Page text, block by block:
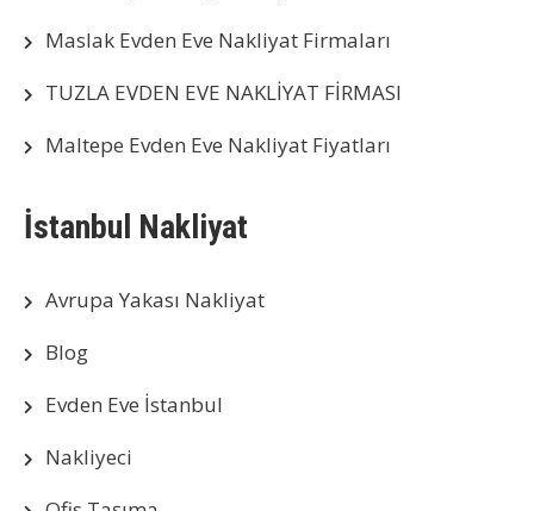
Maslak Evden Eve Nakliyat Firmaları
TUZLA EVDEN EVE NAKLİYAT FİRMASI
Maltepe Evden Eve Nakliyat Fiyatları
İstanbul Nakliyat
Avrupa Yakası Nakliyat
Blog
Evden Eve İstanbul
Nakliyeci